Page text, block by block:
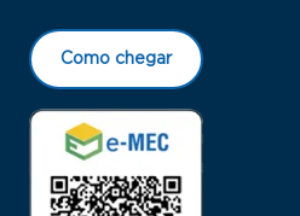
Como chegar